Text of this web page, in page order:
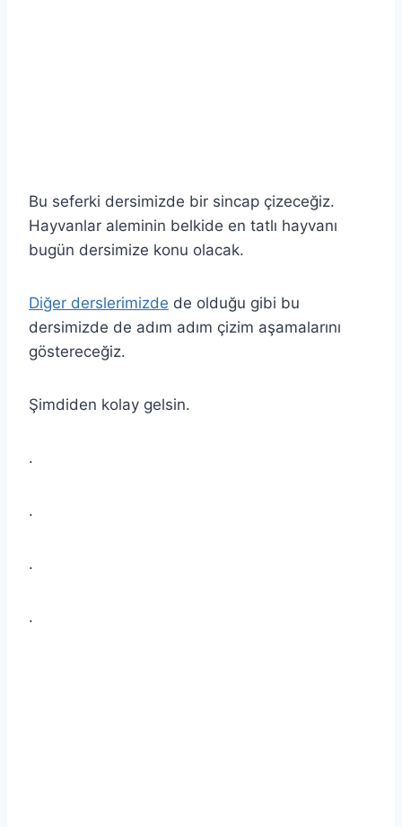
Bu seferki dersimizde bir sincap çizeceğiz.
Hayvanlar aleminin belkide en tatlı hayvanı
bugün dersimize konu olacak.
Diğer derslerimizde de olduğu gibi bu
dersimizde de adım adım çizim aşamalarını
göstereceğiz.
Şimdiden kolay gelsin.
.
.
.
.